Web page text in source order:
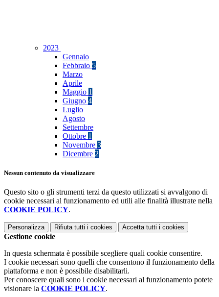
2023
Gennaio
Febbraio 5
Marzo
Aprile
Maggio 1
Giugno 4
Luglio
Agosto
Settembre
Ottobre 1
Novembre 3
Dicembre 2
Nessun contenuto da visualizzare
Questo sito o gli strumenti terzi da questo utilizzati si avvalgono di
cookie necessari al funzionamento ed utili alle finalità illustrate nella
COOKIE POLICY.
Personalizza Rifiuta tutti i cookies Accetta tutti i cookies
Gestione cookie
In questa schermata è possibile scegliere quali cookie consentire.
I cookie necessari sono quelli che consentono il funzionamento della
piattaforma e non è possibile disabilitarli.
Per conoscere quali sono i cookie necessari al funzionamento potete
visionare la COOKIE POLICY.